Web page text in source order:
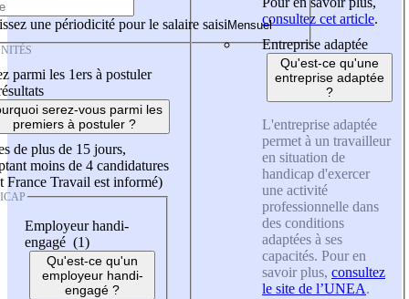
une périodicité pour le salaire saisi
parmi les 1ers à postuler
serez-vous parmi les
premiers à postuler ?
de plus de 15 jours,
moins de 4 candidatures
France Travail est informé)
Employeur handi-
engagé (1)
Qu'est-ce qu'un
employeur handi-
engagé ?
consultez cet article.
Entreprise adaptée
Qu'est-ce qu'une
entreprise adaptée
?
L'entreprise adaptée
permet à un travailleur
en situation de
handicap d'exercer
une activité
professionnelle dans
des conditions
adaptées à ses
capacités. Pour en
savoir plus, consultez
le site de l’UNEA.